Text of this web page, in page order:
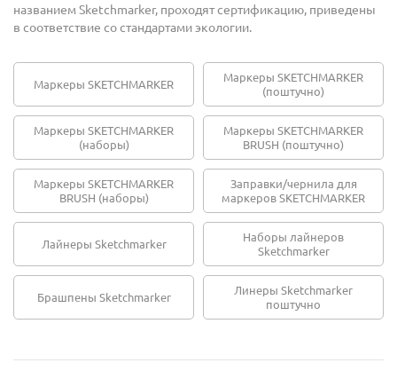
названием Sketchmarker, проходят сертификацию, приведены
в соответствие со стандартами экологии.
Маркеры SKETCHMARKER
Маркеры SKETCHMARKER
(поштучно)
Маркеры SKETCHMARKER
(наборы)
Маркеры SKETCHMARKER
BRUSH (поштучно)
Маркеры SKETCHMARKER
BRUSH (наборы)
Заправки/чернила для
маркеров SKETCHMARKER
Лайнеры Sketchmarker
Наборы лайнеров
Sketchmarker
Брашпены Sketchmarker
Линеры Sketchmarker
поштучно